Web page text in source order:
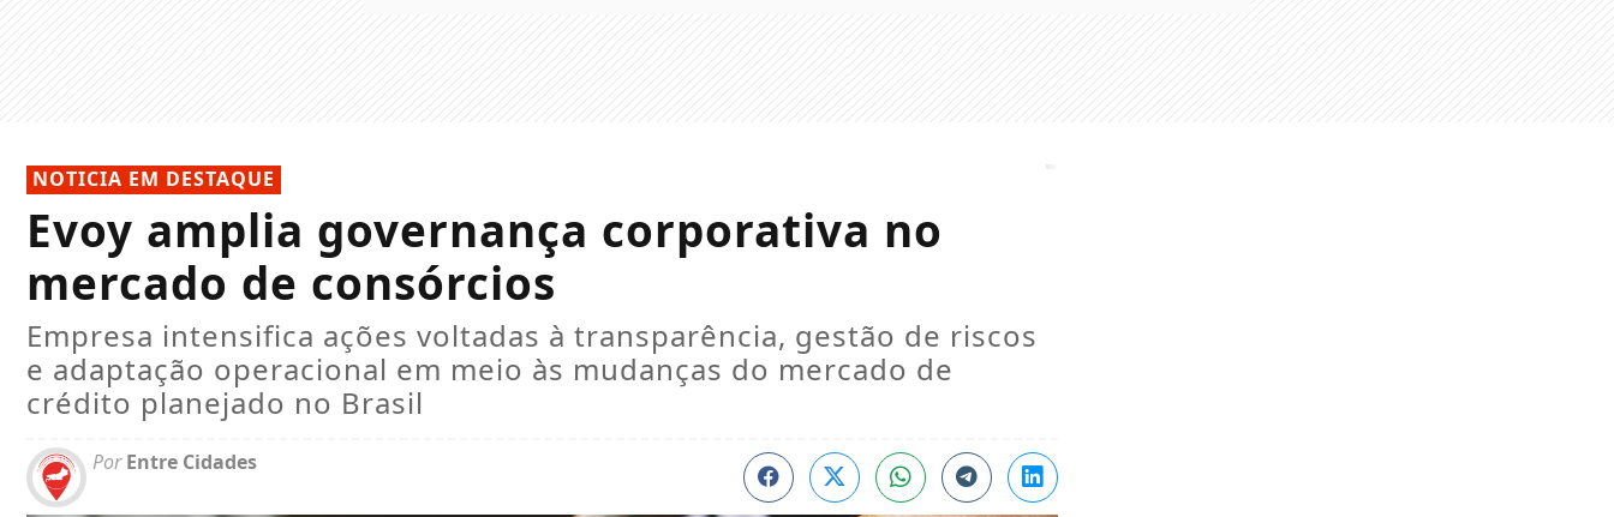
NOTICIA EM DESTAQUE
Evoy amplia governança corporativa no
mercado de consórcios
Empresa intensifica ações voltadas à transparência, gestão de riscos
e adaptação operacional em meio às mudanças do mercado de
crédito planejado no Brasil
PorEntre Cidades